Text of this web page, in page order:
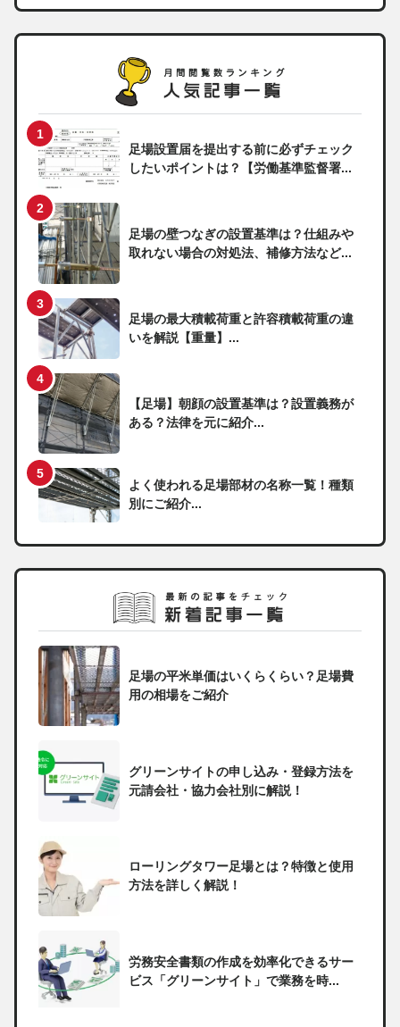
足場設置届を提出する前に必ずチェック
したいポイントは？【労働基準監督署...
足場の壁つなぎの設置基準は？仕組みや
取れない場合の対処法、補修方法など...
足場の最大積載荷重と許容積載荷重の違
いを解説【重量】...
【足場】朝顔の設置基準は？設置義務が
ある？法律を元に紹介...
よく使われる足場部材の名称一覧！種類
別にご紹介...
足場の平米単価はいくらくらい？足場費
用の相場をご紹介
グリーンサイトの申し込み・登録方法を
元請会社・協力会社別に解説！
ローリングタワー足場とは？特徴と使用
方法を詳しく解説！
労務安全書類の作成を効率化できるサー
ビス「グリーンサイト」で業務を時...